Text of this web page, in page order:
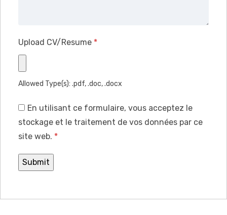
Upload CV/Resume *
Allowed Type(s): .pdf, .doc, .docx
En utilisant ce formulaire, vous acceptez le
stockage et le traitement de vos données par ce
site web. *